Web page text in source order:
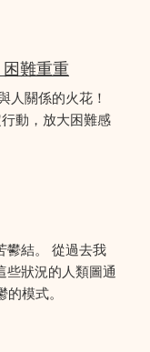
難重重
人關係的火花！
動，放大困難感
鬰結。 從過去我
些狀況的人類圖通
模式。